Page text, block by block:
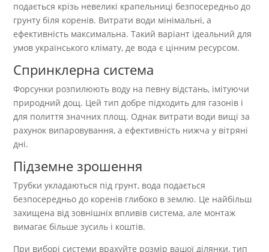
подається крізь невеликі крапельниці безпосередньо до
грунту біля коренів. Витрати води мінімальні, а
ефективність максимальна. Такий варіант ідеальний для
умов українського клімату, де вода є цінним ресурсом.
Спринклерна система
Форсунки розпилюють воду на певну відстань, імітуючи
природний дощ. Цей тип добре підходить для газонів і
для полиття значних площ. Однак витрати води вищі за
рахунок випаровування, а ефективність нижча у вітряні
дні.
Підземне зрошення
Трубки укладаються під грунт, вода подається
безпосередньо до коренів глибоко в землю. Це найбільш
захищена від зовнішніх впливів система, але монтаж
вимагає більше зусиль і коштів.
При виборі системи врахуйте розмір вашої ділянки, тип